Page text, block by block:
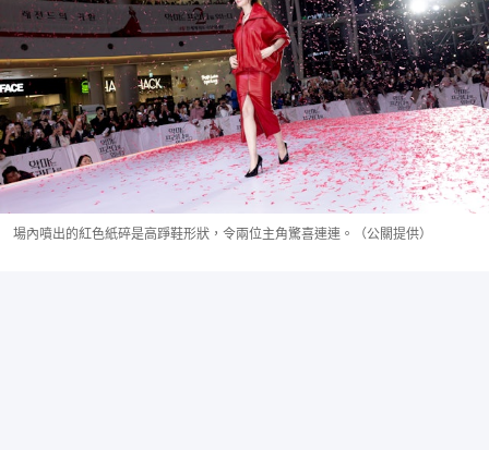
場內噴出的紅色紙碎是高踭鞋形狀，令兩位主角驚喜連連。（公關提供）